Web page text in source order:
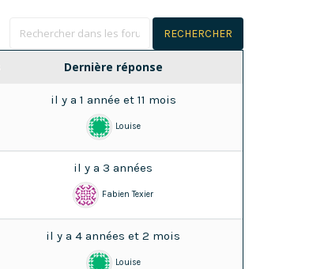
Dernière réponse
il y a 1 année et 11 mois
Louise
il y a 3 années
Fabien Texier
il y a 4 années et 2 mois
Louise